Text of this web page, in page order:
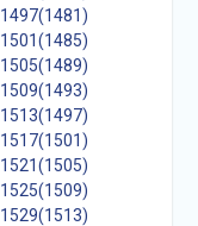
1497(1481)
1501(1485)
1505(1489)
1509(1493)
1513(1497)
1517(1501)
1521(1505)
1525(1509)
1529(1513)